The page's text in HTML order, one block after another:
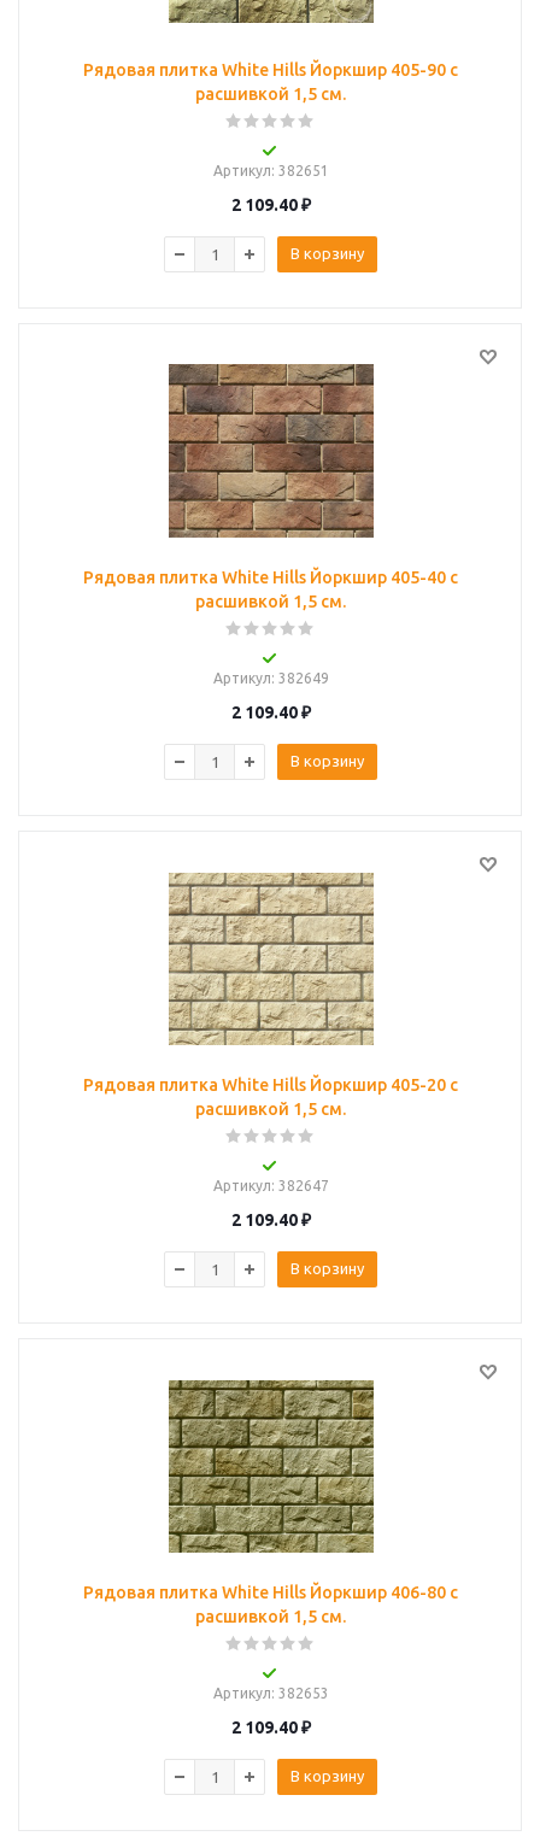
Рядовая плитка White Hills Йоркшир 405-90 с
расшивкой 1,5 см.
Артикул: 382651
2 109.40₽
В корзину
Рядовая плитка White Hills Йоркшир 405-40 с
расшивкой 1,5 см.
Артикул: 382649
2 109.40₽
В корзину
Рядовая плитка White Hills Йоркшир 405-20 с
расшивкой 1,5 см.
Артикул: 382647
2 109.40₽
В корзину
Рядовая плитка White Hills Йоркшир 406-80 с
расшивкой 1,5 см.
Артикул: 382653
2 109.40₽
В корзину